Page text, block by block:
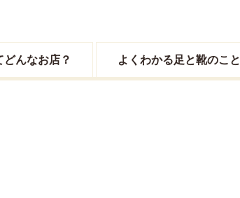
どんなお店？ よくわかる足と靴のこと